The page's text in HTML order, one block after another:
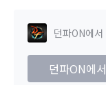
던파ON에
던파ON에